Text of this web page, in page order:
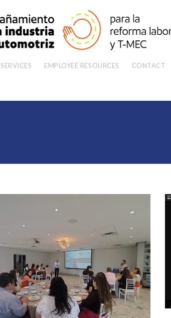
SERVICES EMPLOYEE RESOURCES CONTACT